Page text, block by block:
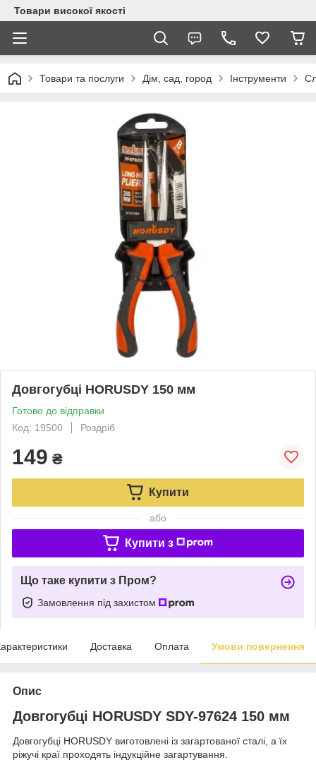
Товари високої якості
Товари та послуги Дім, сад, город Інструменти
Довгогубці HORUSDY 150 мм
Готово до відправки
Код: 19500
Роздріб
149 ₴
Купити
або
Купити з
Що таке купити з Пром?
Замовлення під захистом
Доставка Оплата Умови повернення
Опис
Довгогубці HORUSDY SDY-97624 150 мм
Довгогубці HORUSDY виготовлені із загартованої сталі, а їх
ріжучі краї проходять індукційне загартування.